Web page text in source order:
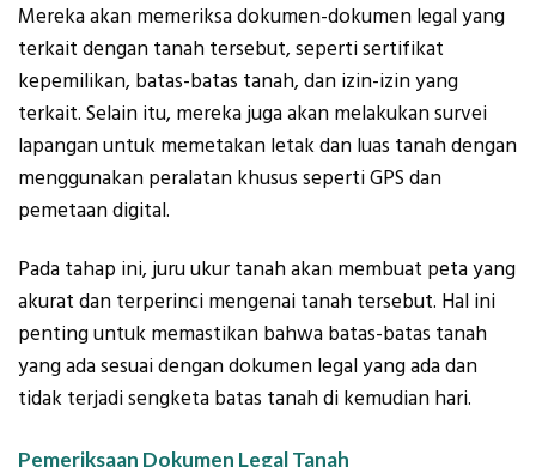
Mereka akan memeriksa dokumen-dokumen legal yang
terkait dengan tanah tersebut, seperti sertifikat
kepemilikan, batas-batas tanah, dan izin-izin yang
terkait. Selain itu, mereka juga akan melakukan survei
lapangan untuk memetakan letak dan luas tanah dengan
menggunakan peralatan khusus seperti GPS dan
pemetaan digital.
Pada tahap ini, juru ukur tanah akan membuat peta yang
akurat dan terperinci mengenai tanah tersebut. Hal ini
penting untuk memastikan bahwa batas-batas tanah
yang ada sesuai dengan dokumen legal yang ada dan
tidak terjadi sengketa batas tanah di kemudian hari.
Pemeriksaan Dokumen Legal Tanah